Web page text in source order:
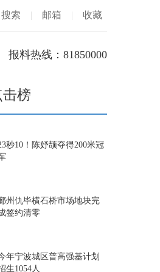
搜索 | 邮箱 | 收藏
报料热线：81850000
击榜
秒10！陈妤颉夺得200米冠
州仇毕横石桥市场地块完
签约清零
年宁波城区普高强基计划
生1054人